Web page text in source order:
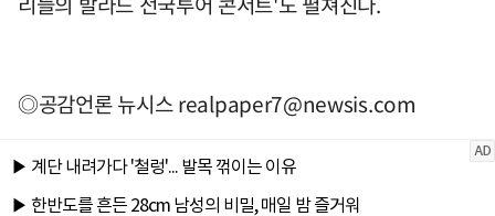
◎공감언론 뉴시스realpaper7@newsis.com